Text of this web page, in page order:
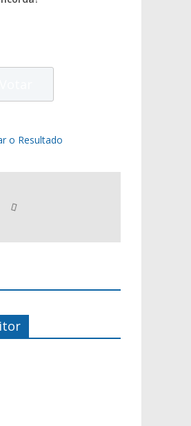
o Resultado